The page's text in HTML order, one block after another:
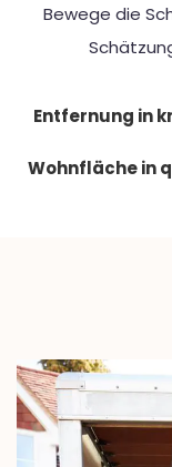
Bewege die
Entfernung in
Wohnfläche in